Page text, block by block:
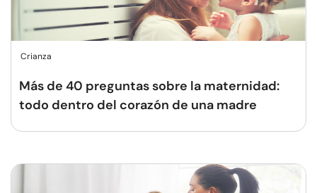
Crianza
Más de 40 preguntas sobre la maternidad:
todo dentro del corazón de una madre